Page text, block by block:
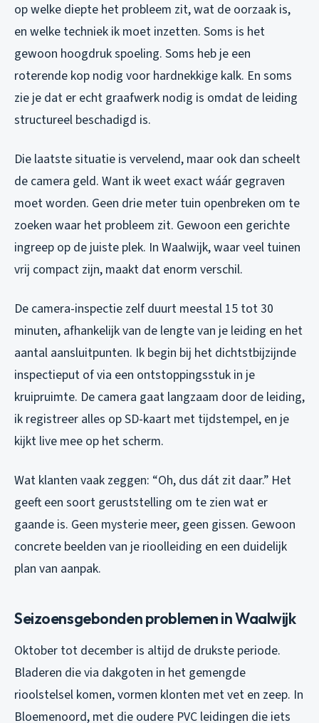
op welke diepte het probleem zit, wat de oorzaak is,
en welke techniek ik moet inzetten. Soms is het
gewoon hoogdruk spoeling. Soms heb je een
roterende kop nodig voor hardnekkige kalk. En soms
zie je dat er echt graafwerk nodig is omdat de leiding
structureel beschadigd is.
Die laatste situatie is vervelend, maar ook dan scheelt
de camera geld. Want ik weet exact wáár gegraven
moet worden. Geen drie meter tuin openbreken om te
zoeken waar het probleem zit. Gewoon een gerichte
ingreep op de juiste plek. In Waalwijk, waar veel tuinen
vrij compact zijn, maakt dat enorm verschil.
De camera-inspectie zelf duurt meestal 15 tot 30
minuten, afhankelijk van de lengte van je leiding en het
aantal aansluitpunten. Ik begin bij het dichtstbijzijnde
inspectieput of via een ontstoppingsstuk in je
kruipruimte. De camera gaat langzaam door de leiding,
ik registreer alles op SD-kaart met tijdstempel, en je
kijkt live mee op het scherm.
Wat klanten vaak zeggen: “Oh, dus dát zit daar.” Het
geeft een soort geruststelling om te zien wat er
gaande is. Geen mysterie meer, geen gissen. Gewoon
concrete beelden van je rioolleiding en een duidelijk
plan van aanpak.
Seizoensgebonden problemen in Waalwijk
Oktober tot december is altijd de drukste periode.
Bladeren die via dakgoten in het gemengde
rioolstelsel komen, vormen klonten met vet en zeep. In
Bloemenoord, met die oudere PVC leidingen die iets